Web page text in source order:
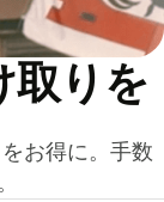
取りを
お得に。手数